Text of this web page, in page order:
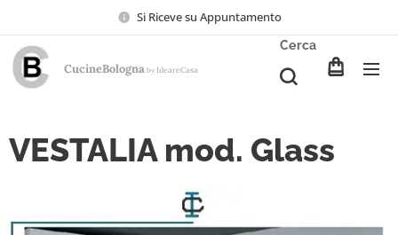
Si Riceve su Appuntamento
CucineBologna by IdeareCasa
Cerca
VESTALIA mod. Glass